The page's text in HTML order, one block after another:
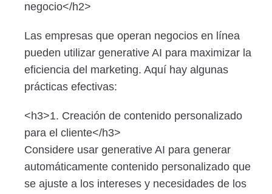
negocio</h2>
Las empresas que operan negocios en línea
pueden utilizar generative AI para maximizar la
eficiencia del marketing. Aquí hay algunas
prácticas efectivas:
<h3>1. Creación de contenido personalizado
para el cliente</h3>
Considere usar generative AI para generar
automáticamente contenido personalizado que
se ajuste a los intereses y necesidades de los